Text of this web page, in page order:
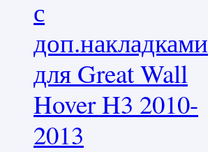
с
доп.накладками
для Great Wall
Hover H3 2010-
2013